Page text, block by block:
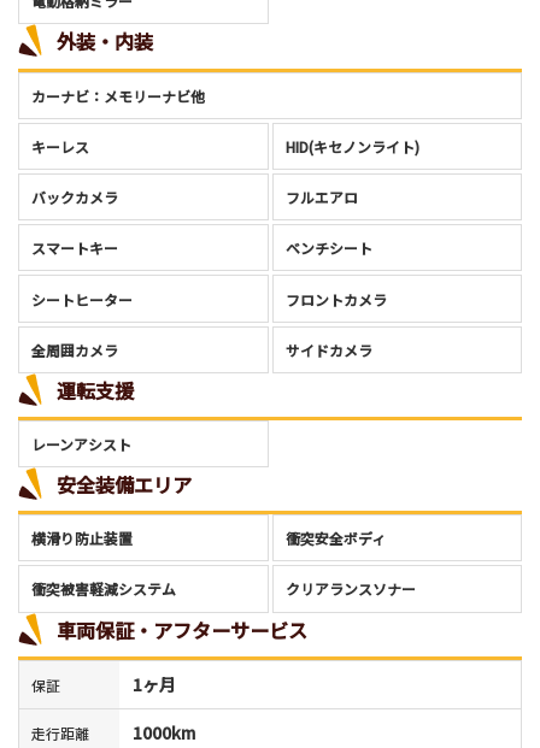
外装・内装
カーナビ：メモリーナビ他
キーレス HID(キセノンライト)
バックカメラ フルエアロ
スマートキー ベンチシート
シートヒーター フロントカメラ
全周囲カメラ サイドカメラ
運転支援
レーンアシスト
安全装備エリア
横滑り防止装置 衝突安全ボディ
衝突被害軽減システム クリアランスソナー
車両保証・アフターサービス
保証 1ヶ月
走行距離 1000km